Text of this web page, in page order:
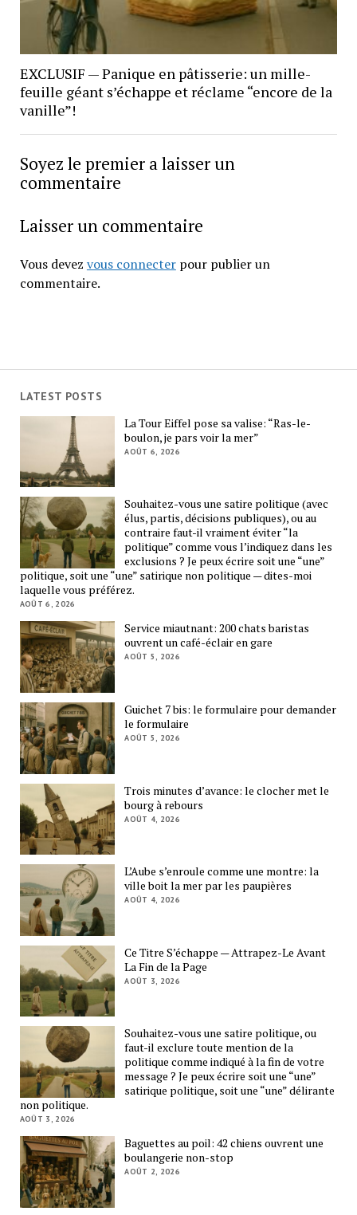
EXCLUSIF — Panique en pâtisserie: un mille-
feuille géant s’échappe et réclame “encore de la
vanille”!
Soyez le premier a laisser un
commentaire
Laisser un commentaire
Vous devez vous connecterpour publier un
commentaire.
LATEST POSTS
La Tour Eiffel pose sa valise: “Ras-le-
boulon, je pars voir la mer”
AOÛT 6, 2026
Souhaitez-vous une satire politique (avec
élus, partis, décisions publiques), ou au
contraire faut-il vraiment éviter “la
politique” comme vous l’indiquez dans les
exclusions ? Je peux écrire soit une “une”
politique, soit une “une” satirique non politique — dites-moi
laquelle vous préférez.
AOÛT 6, 2026
Service miautnant: 200 chats baristas
ouvrent un café-éclair en gare
AOÛT 5, 2026
Guichet 7 bis: le formulaire pour demander
le formulaire
AOÛT 5, 2026
Trois minutes d’avance: le clocher met le
bourg à rebours
AOÛT 4, 2026
L’Aube s’enroule comme une montre: la
ville boit la mer par les paupières
AOÛT 4, 2026
Ce Titre S’échappe — Attrapez-Le Avant
La Fin de la Page
AOÛT 3, 2026
Souhaitez-vous une satire politique, ou
faut-il exclure toute mention de la
politique comme indiqué à la fin de votre
message ? Je peux écrire soit une “une”
satirique politique, soit une “une” délirante
non politique.
AOÛT 3, 2026
Baguettes au poil: 42 chiens ouvrent une
boulangerie non-stop
AOÛT 2, 2026